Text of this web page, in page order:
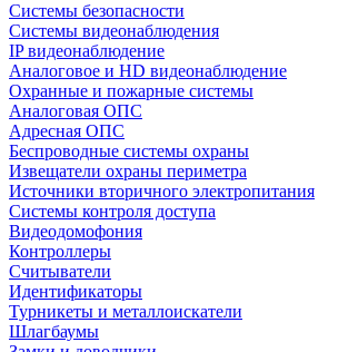
Системы безопасности
Системы видеонаблюдения
IP видеонаблюдение
Аналоговое и HD видеонаблюдение
Охранные и пожарные системы
Аналоговая ОПС
Адресная ОПС
Беспроводные системы охраны
Извещатели охраны периметра
Источники вторичного электропитания
Системы контроля доступа
Видеодомофония
Контроллеры
Считыватели
Идентификаторы
Турникеты и металлоискатели
Шлагбаумы